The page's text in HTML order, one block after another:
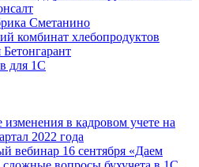
Сметанино
комбинат хлебопродуктов
для 1С
в кадровом учете на
2022 года
вебинар 16 сентября «Даем